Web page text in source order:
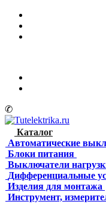
✆
Каталог
Автоматические
Блоки питания
Выключатели
Дифференциальные
Изделия для монтажа
Инструмент,